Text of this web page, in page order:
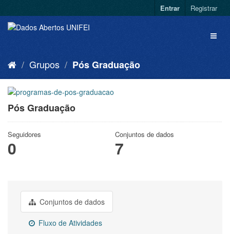
Entrar Registrar
Grupos Pós Graduação
Pós Graduação
Seguidores
0
Conjuntos de dados
7
Conjuntos de dados
Fluxo de Atividades